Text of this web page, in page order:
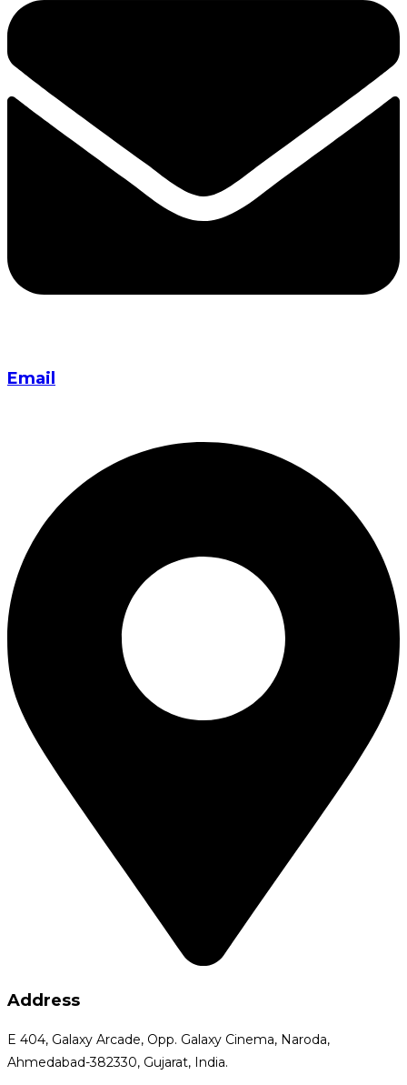
Email
Address
E 404, Galaxy Arcade, Opp. Galaxy Cinema, Naroda,
Ahmedabad-382330, Gujarat, India.